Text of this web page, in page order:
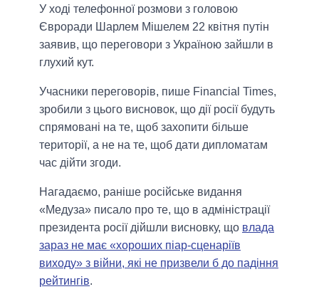
У ході телефонної розмови з головою
Євроради Шарлем Мішелем 22 квітня путін
заявив, що переговори з Україною зайшли в
глухий кут.
Учасники переговорів, пише Financial Times,
зробили з цього висновок, що дії росії будуть
спрямовані на те, щоб захопити більше
території, а не на те, щоб дати дипломатам
час дійти згоди.
Нагадаємо, раніше російське видання
«Медуза» писало про те, що в адміністрації
президента росії дійшли висновку, що влада
зараз не має «хороших піар-сценаріїв
виходу» з війни, які не призвели б до падіння
рейтингів.